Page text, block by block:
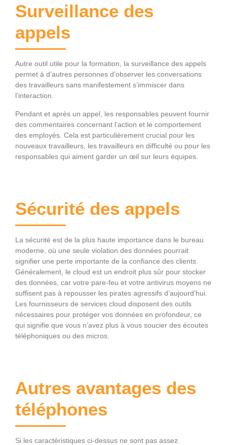
Surveillance des
appels
Autre outil utile pour la formation, la surveillance des appels
permet à d’autres personnes d’observer les conversations
des travailleurs sans manifestement s’immiscer dans
l’interaction.
Pendant et après un appel, les responsables peuvent fournir
des commentaires concernant l’action et le comportement
des employés. Cela est particulièrement crucial pour les
nouveaux travailleurs, les travailleurs en difficulté ou pour les
responsables qui aiment garder un œil sur leurs équipes.
Sécurité des appels
La sécurité est de la plus haute importance dans le bureau
moderne, où une seule violation des données pourrait
signifier une perte importante de la confiance des clients.
Généralement, le cloud est un endroit plus sûr pour stocker
des données, car votre pare-feu et votre antivirus moyens ne
suffisent pas à repousser les pirates agressifs d’aujourd’hui.
Les fournisseurs de services cloud disposent des outils
nécessaires pour protéger vos données en profondeur, ce
qui signifie que vous n’avez plus à vous soucier des écoutes
téléphoniques ou des micros.
Autres avantages des
téléphones
Si les caractéristiques ci-dessus ne sont pas assez